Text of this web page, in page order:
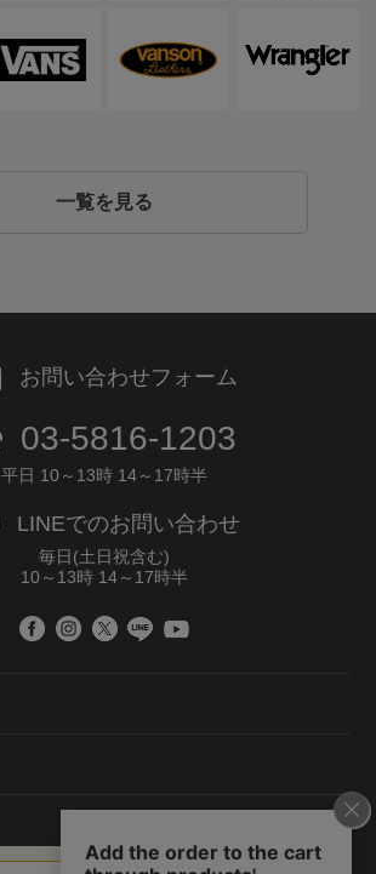
一覧を見る
お問い合わせフォーム
03-5816-1203
平日 10～13時 14～17時半
LINEでのお問い合わせ
毎日(土日祝含む)
10～13時 14～17時半